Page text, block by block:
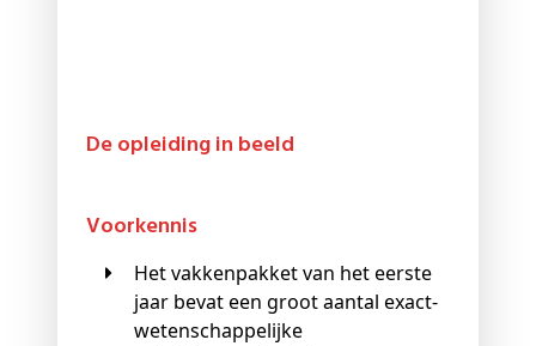
De opleiding in beeld
Voorkennis
Het vakkenpakket van het eerste
jaar bevat een groot aantal exact-
wetenschappelijke